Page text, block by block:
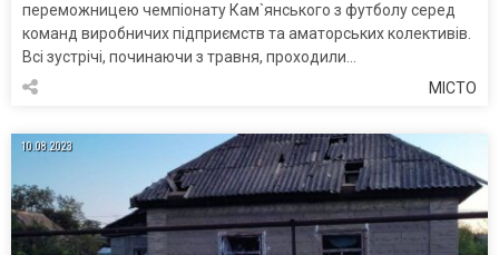
переможницею чемпіонату Кам`янського з футболу серед
команд виробничих підприємств та аматорських колективів.
Всі зустрічі, починаючи з травня, проходили…
МІСТО
10.08.2023